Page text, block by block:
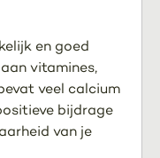
en goed
vitamines,
veel calcium
bijdrage
van je